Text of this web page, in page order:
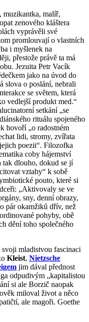
muzikantka, malíř,
zenového kláštera
vyprávěli své
promlouvají o vlastních
i myšlenek na
přestože právě ta má
Jezuita Petr Vacík
jako na úvod do
slova o poslání, nebrali
se světem, která
vedlejší produkt med.“
setkání „se
rituálu spojeného
hovoří „o radostném
lidi, stromy, zvířata
poezii“. Filozofka
coby hájemství
tak dlouho, dokud se jí
vztahy“ k sobě
pouto, které si
„Aktivovaly se ve
sny, denní obrazy,
pár okamžiků dřív, než
pohyby, obě
dění toho společného
svoji mladistvou fascinaci
Kleist, Nietzsche
jim dával přednost
odpudivým „kapitalistou
si ale Borzič naopak
miloval život a něco
ale magoři. Goethe